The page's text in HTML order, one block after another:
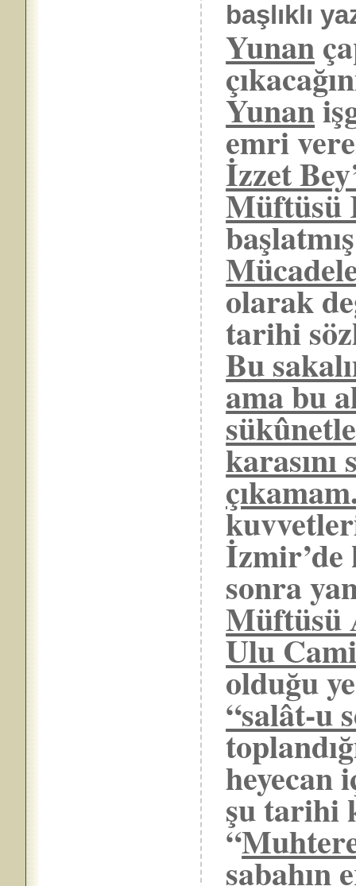
başlıklı
Yunan
Yunan
emri
İzzet
Müftüsü
olarak
tarihi
Bu
ama bu
İzmir’de
sonra
Müftüsü
Ulu
olduğu
“salât-u
heyecan
şu tarihi
“
sabahın